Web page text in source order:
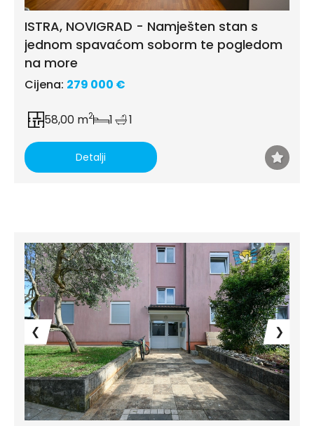
ISTRA, NOVIGRAD - Namješten stan s
jednom spavaćom soborm te pogledom
na more
Cijena: 279 000 €
58,00 m2 1 1
Detalji
❮ ❯